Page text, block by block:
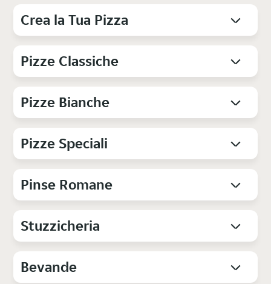
Crea la Tua Pizza
Pizze Classiche
Pizze Bianche
Pizze Speciali
Pinse Romane
Stuzzicheria
Bevande